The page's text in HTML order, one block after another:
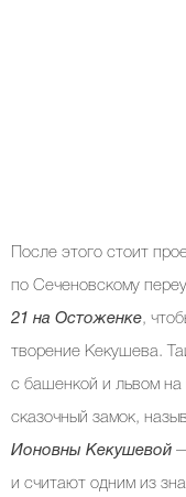
После этого стоит
по Сеченовскому
21 на Остоженке,
творение Кекушева.
с башенкой и львом
сказочный замок,
Ионовны Кекушевой
и считают одним из